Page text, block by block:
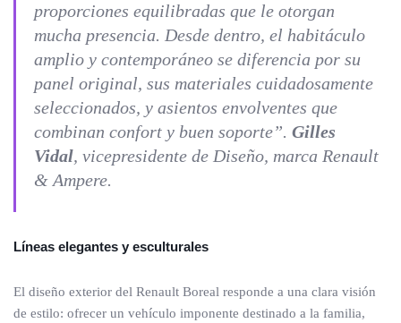
proporciones equilibradas que le otorgan
mucha presencia. Desde dentro, el habitáculo
amplio y contemporáneo se diferencia por su
panel original, sus materiales cuidadosamente
seleccionados, y asientos envolventes que
combinan confort y buen soporte”. Gilles
Vidal, vicepresidente de Diseño, marca Renault
& Ampere.
Líneas elegantes y esculturales
El diseño exterior del Renault Boreal responde a una clara visión
de estilo: ofrecer un vehículo imponente destinado a la familia,